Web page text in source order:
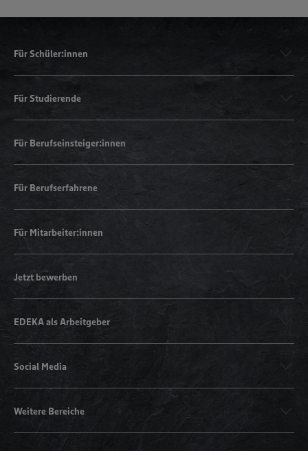
Für Schüler:innen
Für Studierende
Für Berufseinsteiger:innen
Für Berufserfahrene
Für Mitarbeiter:innen
Jetzt bewerben
EDEKA als Arbeitgeber
Social Media
Weitere Bereiche